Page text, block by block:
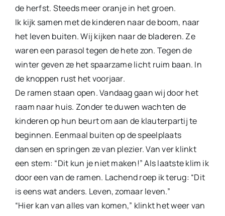
de herfst. Steeds meer oranje in het groen.
Ik kijk samen met de kinderen naar de boom, naar
het leven buiten. Wij kijken naar de bladeren. Ze
waren een parasol te­gen de hete zon. Tegen de
winter geven ze het spaarzame licht ruim baan. In
de knoppen rust het voorjaar.
De ramen staan open. Vandaag gaan wij door het
raam naar huis. Zonder te duwen wachten de
kinderen op hun beurt om aan de klauterpartij te
beginnen. Eenmaal buiten op de speelplaats
dansen en springen ze van plezier. Van ver klinkt
een stem: “Dit kun je niet maken!” Als laatste klim ik
door een van de ramen. Lachend roep ik terug: “Dit
is eens wat anders. Leven, zomaar leven.”
“Hier kan van alles van komen,” klinkt het weer van